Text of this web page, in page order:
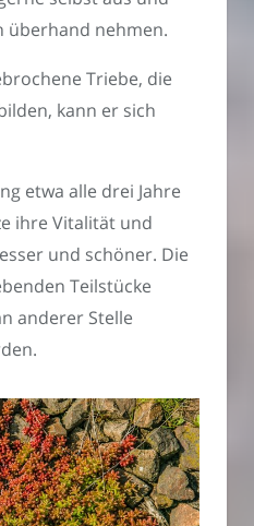
überhand nehmen.
Triebe, die
kann er sich
etwa alle drei Jahre
ihre Vitalität und
und schöner. Die
Teilstücke
anderer Stelle